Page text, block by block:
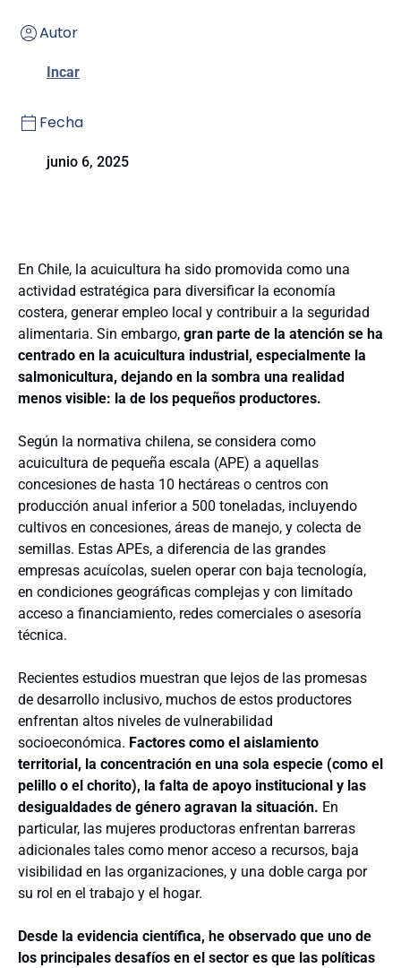
Autor
Incar
Fecha
junio 6, 2025
En Chile, la acuicultura ha sido promovida como una
actividad estratégica para diversificar la economía
costera, generar empleo local y contribuir a la seguridad
alimentaria. Sin embargo, gran parte de la atención se ha
centrado en la acuicultura industrial, especialmente la
salmonicultura, dejando en la sombra una realidad
menos visible: la de los pequeños productores.
Según la normativa chilena, se considera como
acuicultura de pequeña escala (APE) a aquellas
concesiones de hasta 10 hectáreas o centros con
producción anual inferior a 500 toneladas, incluyendo
cultivos en concesiones, áreas de manejo, y colecta de
semillas. Estas APEs, a diferencia de las grandes
empresas acuícolas, suelen operar con baja tecnología,
en condiciones geográficas complejas y con limitado
acceso a financiamiento, redes comerciales o asesoría
técnica.
Recientes estudios muestran que lejos de las promesas
de desarrollo inclusivo, muchos de estos productores
enfrentan altos niveles de vulnerabilidad
socioeconómica. Factores como el aislamiento
territorial, la concentración en una sola especie (como el
pelillo o el chorito), la falta de apoyo institucional y las
desigualdades de género agravan la situación. En
particular, las mujeres productoras enfrentan barreras
adicionales tales como menor acceso a recursos, baja
visibilidad en las organizaciones, y una doble carga por
su rol en el trabajo y el hogar.
Desde la evidencia científica, he observado que uno de
los principales desafíos en el sector es que las políticas